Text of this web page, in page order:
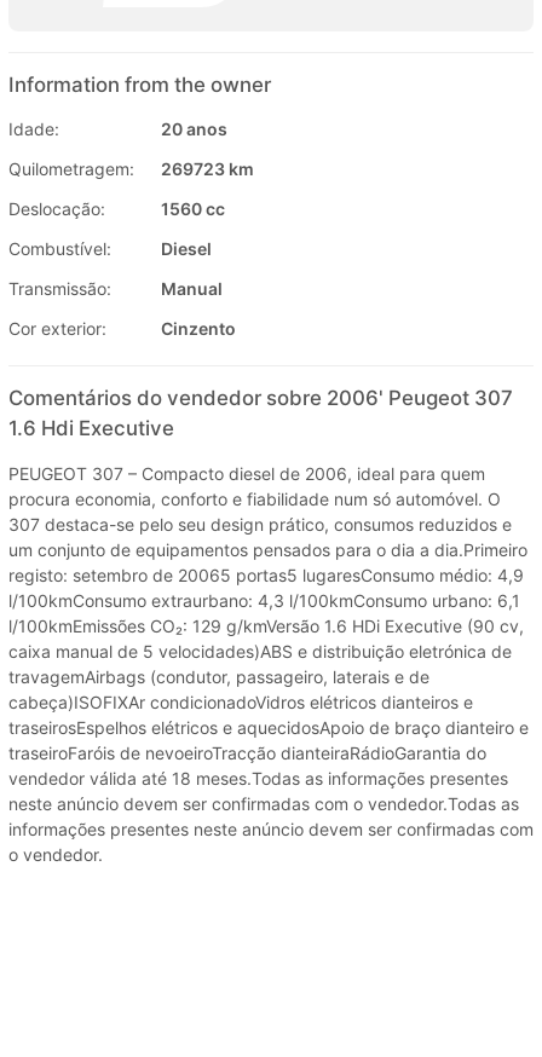
Information from the owner
Idade:
20 anos
Quilometragem:
269723 km
Deslocação:
1560 cc
Combustível:
Diesel
Transmissão:
Manual
Cor exterior:
Cinzento
Comentários do vendedor sobre 2006' Peugeot 307
1.6 Hdi Executive
PEUGEOT 307 – Compacto diesel de 2006, ideal para quem
procura economia, conforto e fiabilidade num só automóvel. O
307 destaca-se pelo seu design prático, consumos reduzidos e
um conjunto de equipamentos pensados para o dia a dia.Primeiro
registo: setembro de 20065 portas5 lugaresConsumo médio: 4,9
l/100kmConsumo extraurbano: 4,3 l/100kmConsumo urbano: 6,1
l/100kmEmissões CO₂: 129 g/kmVersão 1.6 HDi Executive (90 cv,
caixa manual de 5 velocidades)ABS e distribuição eletrónica de
travagemAirbags (condutor, passageiro, laterais e de
cabeça)ISOFIXAr condicionadoVidros elétricos dianteiros e
traseirosEspelhos elétricos e aquecidosApoio de braço dianteiro e
traseiroFaróis de nevoeiroTracção dianteiraRádioGarantia do
vendedor válida até 18 meses.Todas as informações presentes
neste anúncio devem ser confirmadas com o vendedor.Todas as
informações presentes neste anúncio devem ser confirmadas com
o vendedor.